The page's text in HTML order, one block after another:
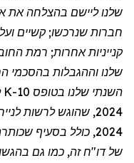
שלנו ליישם בהצלחה את
חברות שנרכשו; קשיים
קנייניות אחרות; רמת
שלנו וההגבלות בהסכמי
של דו"